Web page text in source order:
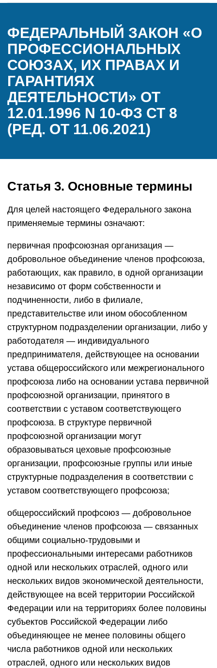
ФЕДЕРАЛЬНЫЙ ЗАКОН «О
ПРОФЕССИОНАЛЬНЫХ
СОЮЗАХ, ИХ ПРАВАХ И
ГАРАНТИЯХ
ДЕЯТЕЛЬНОСТИ» ОТ
12.01.1996 N 10-ФЗ СТ 8
(РЕД. ОТ 11.06.2021)
Статья 3. Основные термины
Для целей настоящего Федерального закона
применяемые термины означают:
первичная профсоюзная организация —
добровольное объединение членов профсоюза,
работающих, как правило, в одной организации
независимо от форм собственности и
подчиненности, либо в филиале,
представительстве или ином обособленном
структурном подразделении организации, либо у
работодателя — индивидуального
предпринимателя, действующее на основании
устава общероссийского или межрегионального
профсоюза либо на основании устава первичной
профсоюзной организации, принятого в
соответствии с уставом соответствующего
профсоюза. В структуре первичной
профсоюзной организации могут
образовываться цеховые профсоюзные
организации, профсоюзные группы или иные
структурные подразделения в соответствии с
уставом соответствующего профсоюза;
общероссийский профсоюз — добровольное
объединение членов профсоюза — связанных
общими социально-трудовыми и
профессиональными интересами работников
одной или нескольких отраслей, одного или
нескольких видов экономической деятельности,
действующее на всей территории Российской
Федерации или на территориях более половины
субъектов Российской Федерации либо
объединяющее не менее половины общего
числа работников одной или нескольких
отраслей, одного или нескольких видов